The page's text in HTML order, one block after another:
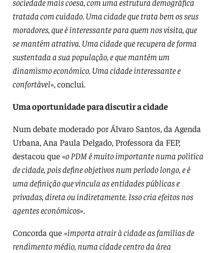
tratada com cuidado. Uma cidade que trata bem os seus
moradores, que é interessante para quem nos visita, que
se mantém atrativa. Uma cidade que recupera de forma
sustentada a sua população, e que mantém um
dinamismo económico. Uma cidade interessante e
confortável», conclui.
Uma oportunidade para discutir a cidade
Num debate moderado por Álvaro Santos, da Agenda
Urbana, Ana Paula Delgado, Professora da FEP,
destacou que «o PDM é muito importante numa política
de cidade, pois define objetivos num período longo, e é
uma definição que vincula as entidades públicas e
privadas, direta ou indiretamente. Isso cria efeitos nos
agentes económicos».
Concorda que «importa atrair à cidade as famílias de
rendimento médio, numa cidade centro da área